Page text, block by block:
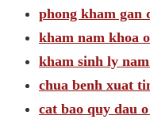
phong kham gan
kham nam khoa
kham sinh ly
chua benh xuat
cat bao quy dau